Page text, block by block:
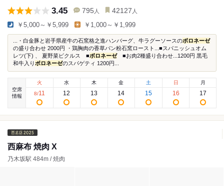
3.45 795 人 42127 人
￥5,000～￥5,999 ￥1,000～￥1,999
...・白金豚と岩手県産牛の石窯格之進ハンバーグ、牛ラグーソースのボロネーゼ
の盛り合わせ 2000円 ・鶏胸肉の香草パン粉石窯ロースト...■スパニッシュオム
レツ(下) 、 夏野菜ピクルス ■ボロネーゼ■お肉2種盛り合わせ...1200円 黒毛
和牛入り ボロネーゼのスパゲティ 1200円...
空席
情報
火
8/11
水
12
木
13
金
14
土
15
日
16
月
17
西麻布 焼肉 X
乃木坂駅 484m / 焼肉